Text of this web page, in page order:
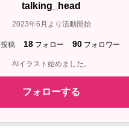
talking_head
2023年6月より活動開始
投稿 18 フォロー 90 フォロワー
AIイラスト始めました。
フォローする